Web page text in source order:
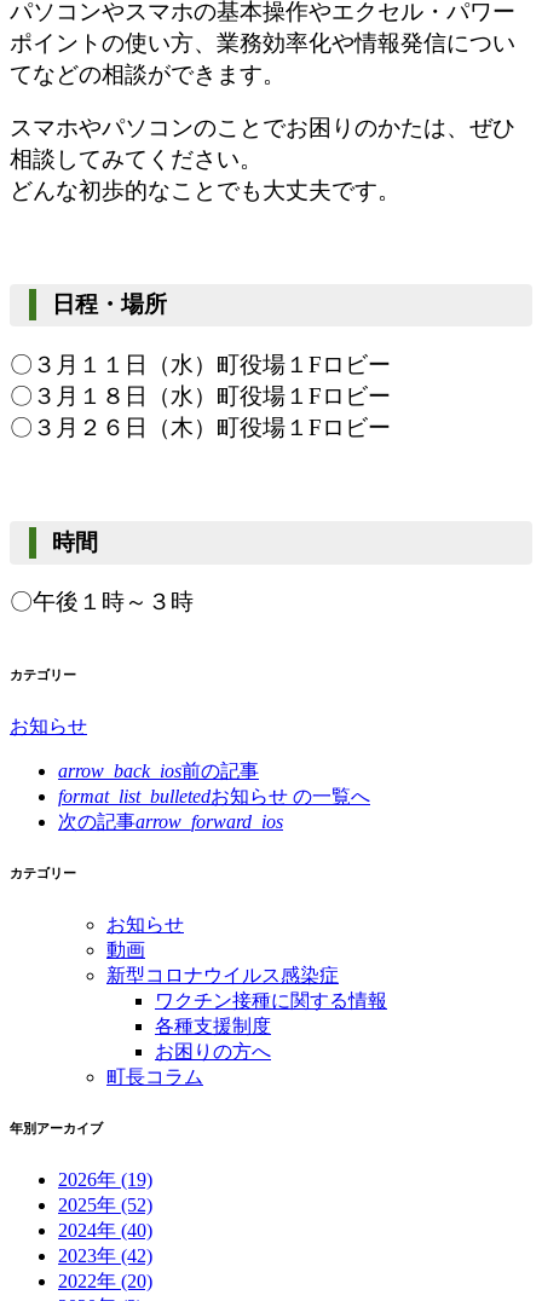
パソコンやスマホの基本操作やエクセル・パワー
ポイントの使い方、業務効率化や情報発信につい
てなどの相談ができます。
スマホやパソコンのことでお困りのかたは、ぜひ
相談してみてください。
どんな初歩的なことでも大丈夫です。
日程・場所
〇３月１１日（水） 町役場１Fロビー
〇３月１８日（水） 町役場１Fロビー
〇３月２６日（木） 町役場１Fロビー
時間
〇午後１時～３時
カテゴリー
お知らせ
arrow_back_ios前の記事
format_list_bulletedお知らせ の一覧へ
次の記事arrow_forward_ios
カテゴリー
お知らせ
動画
新型コロナウイルス感染症
ワクチン接種に関する情報
各種支援制度
お困りの方へ
町長コラム
年別アーカイブ
2026年 (19)
2025年 (52)
2024年 (40)
2023年 (42)
2022年 (20)